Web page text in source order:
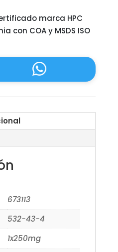
marca HPC
con COA y MSDS ISO
673113
532-43-4
1x250mg